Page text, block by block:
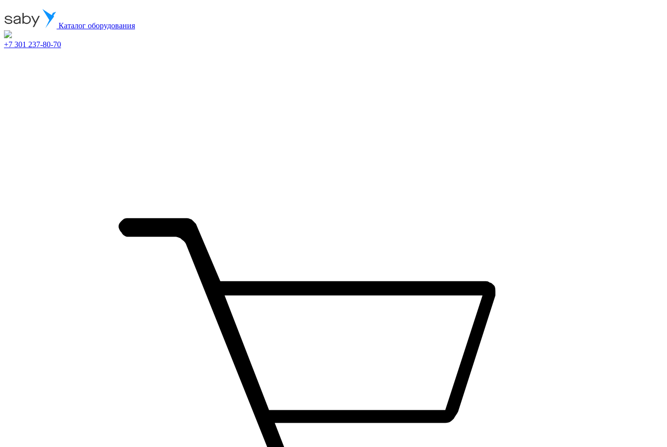
Каталог оборудования
+7 301 237-80-70